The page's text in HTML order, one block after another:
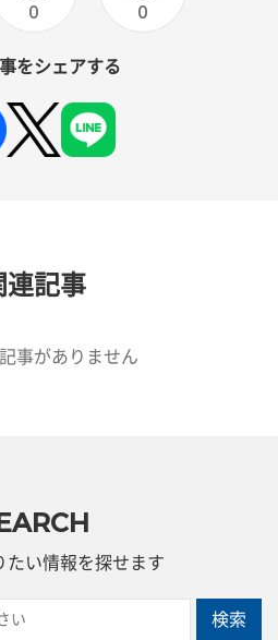
0 0
をシェアする
連記事
事がありません
たい情報を探せます
検索